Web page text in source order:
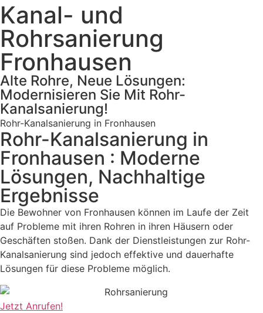
Kanal- und
Rohrsanierung
Fronhausen
Alte Rohre, Neue Lösungen:
Modernisieren Sie Mit Rohr-
Kanalsanierung!
Rohr-Kanalsanierung in Fronhausen
Rohr-Kanalsanierung in
Fronhausen : Moderne
Lösungen, Nachhaltige
Ergebnisse
Die Bewohner von Fronhausen können im Laufe der Zeit
auf Probleme mit ihren Rohren in ihren Häusern oder
Geschäften stoßen. Dank der Dienstleistungen zur Rohr-
Kanalsanierung sind jedoch effektive und dauerhafte
Lösungen für diese Probleme möglich.
Jetzt Anrufen!